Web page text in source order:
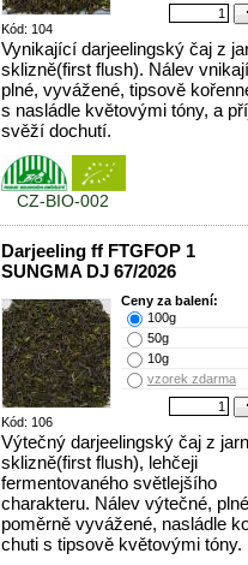
Kód: 104
Vynikající darjeelingský čaj z
sklizně(first flush). Nálev
plné, vyvážené, tipsově
s nasládle květovými tóny, a
svěží dochutí.
CZ-BIO-002
Darjeeling ff FTGFOP 1
SUNGMA DJ 67/2026
Kód: 106
Ceny za balení:
100g
50g
10g
vzorek zdarma
Výtečný darjeelingský čaj z
sklizně(first flush), lehčeji
fermentovaného světlejšího
charakteru. Nálev výtečné,
poměrně vyvážené, nasládle
chuti s tipsově květovými tóny.